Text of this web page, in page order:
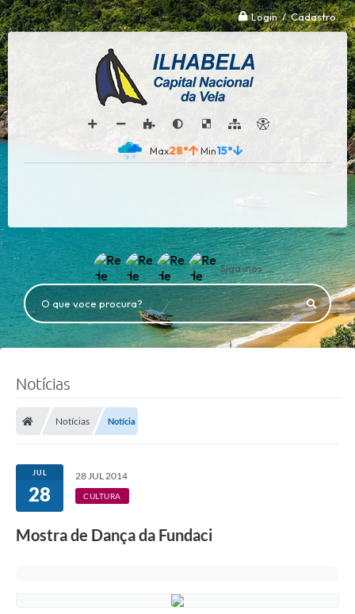
Login / Cadastro
28° 15°
Siga-nos
O que voce procura?
Notícias
Notícias Notícia
JUL
28
28 JUL 2014
CULTURA
Mostra de Dança da Fundaci